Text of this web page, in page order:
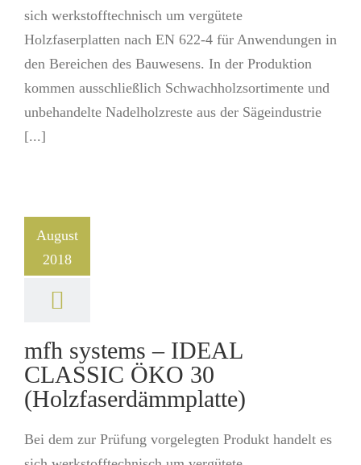
sich werkstofftechnisch um vergütete
Holzfaserplatten nach EN 622-4 für Anwendungen in
den Bereichen des Bauwesens. In der Produktion
kommen ausschließlich Schwachholzsortimente und
unbehandelte Nadelholzreste aus der Sägeindustrie
[...]
August
2018
mfh systems – IDEAL
CLASSIC ÖKO 30
(Holzfaserdämmplatte)
Bei dem zur Prüfung vorgelegten Produkt handelt es